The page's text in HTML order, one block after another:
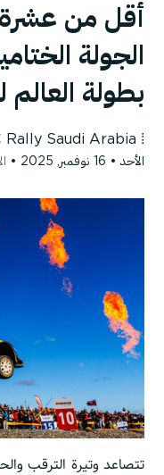
أقل من عشرة
بطولة العالم
⁞
Rally Saudi Arabia
الأحد • 16 نوفمبر, 2025 •
تتصاعد وتيرة الترقب